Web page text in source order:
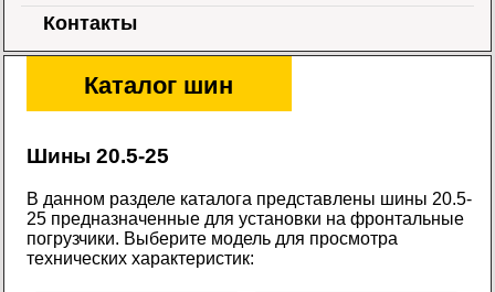
Контакты
Каталог шин
Шины 20.5-25
В данном разделе каталога представлены шины 20.5-
25 предназначенные для установки на фронтальные
погрузчики. Выберите модель для просмотра
технических характеристик: